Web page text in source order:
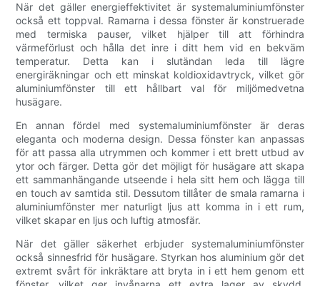
När det gäller energieffektivitet är systemaluminiumfönster
också ett toppval. Ramarna i dessa fönster är konstruerade
med termiska pauser, vilket hjälper till att förhindra
värmeförlust och hålla det inre i ditt hem vid en bekväm
temperatur. Detta kan i slutändan leda till lägre
energiräkningar och ett minskat koldioxidavtryck, vilket gör
aluminiumfönster till ett hållbart val för miljömedvetna
husägare.
En annan fördel med systemaluminiumfönster är deras
eleganta och moderna design. Dessa fönster kan anpassas
för att passa alla utrymmen och kommer i ett brett utbud av
ytor och färger. Detta gör det möjligt för husägare att skapa
ett sammanhängande utseende i hela sitt hem och lägga till
en touch av samtida stil. Dessutom tillåter de smala ramarna i
aluminiumfönster mer naturligt ljus att komma in i ett rum,
vilket skapar en ljus och luftig atmosfär.
När det gäller säkerhet erbjuder systemaluminiumfönster
också sinnesfrid för husägare. Styrkan hos aluminium gör det
extremt svårt för inkräktare att bryta in i ett hem genom ett